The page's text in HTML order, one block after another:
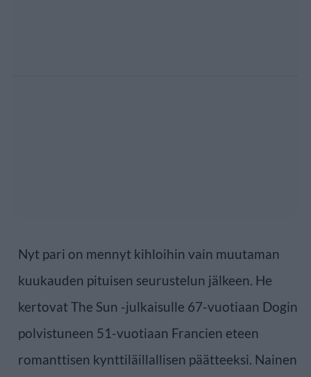
Nyt pari on mennyt kihloihin vain muutaman
kuukauden pituisen seurustelun jälkeen. He
kertovat The Sun -julkaisulle 67-vuotiaan Dogin
polvistuneen 51-vuotiaan Francien eteen
romanttisen kynttiläillallisen päätteeksi. Nainen